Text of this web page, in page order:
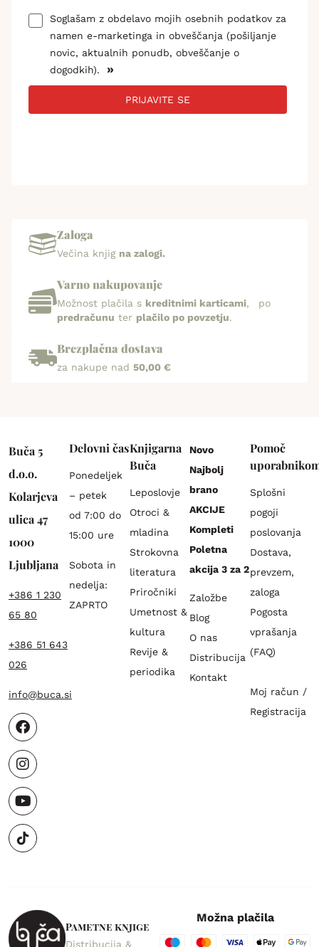
Soglašam z obdelavo mojih osebnih podatkov za
namen e-marketinga in obveščanja (pošiljanje
novic, aktualnih ponudb, obveščanje o
dogodkih).
»
PRIJAVITE SE
Zaloga
Večina knjig na zalogi.
Varno nakupovanje
Možnost plačila s kreditnimi karticami, po
predračunu ter plačilo po povzetju.
Brezplačna dostava
za nakupe nad 50,00 €
Buča 5
d.o.o.
Kolarjeva
ulica 47
1000
Ljubljana
+386 1 230
65 80
+386 51 643
026
info@buca.si
Delovni čas
Ponedeljek
– petek
od 7:00 do
15:00 ure
Sobota in
nedelja:
ZAPRTO
Knjigarna
Buča
Leposlovje
Otroci &
mladina
Strokovna
literatura
Priročniki
Umetnost &
kultura
Revije &
periodika
Novo
Najbolj
brano
AKCIJE
Kompleti
Poletna
akcija 3 za 2
Založbe
Blog
O nas
Distribucija
Kontakt
Pomoč
Splošni
pogoji
poslovanja
Dostava,
prevzem,
zaloga
Pogosta
vprašanja
(FAQ)
Moj račun /
Registracija
Pametne knjige
Distribucija &
Možna plačila